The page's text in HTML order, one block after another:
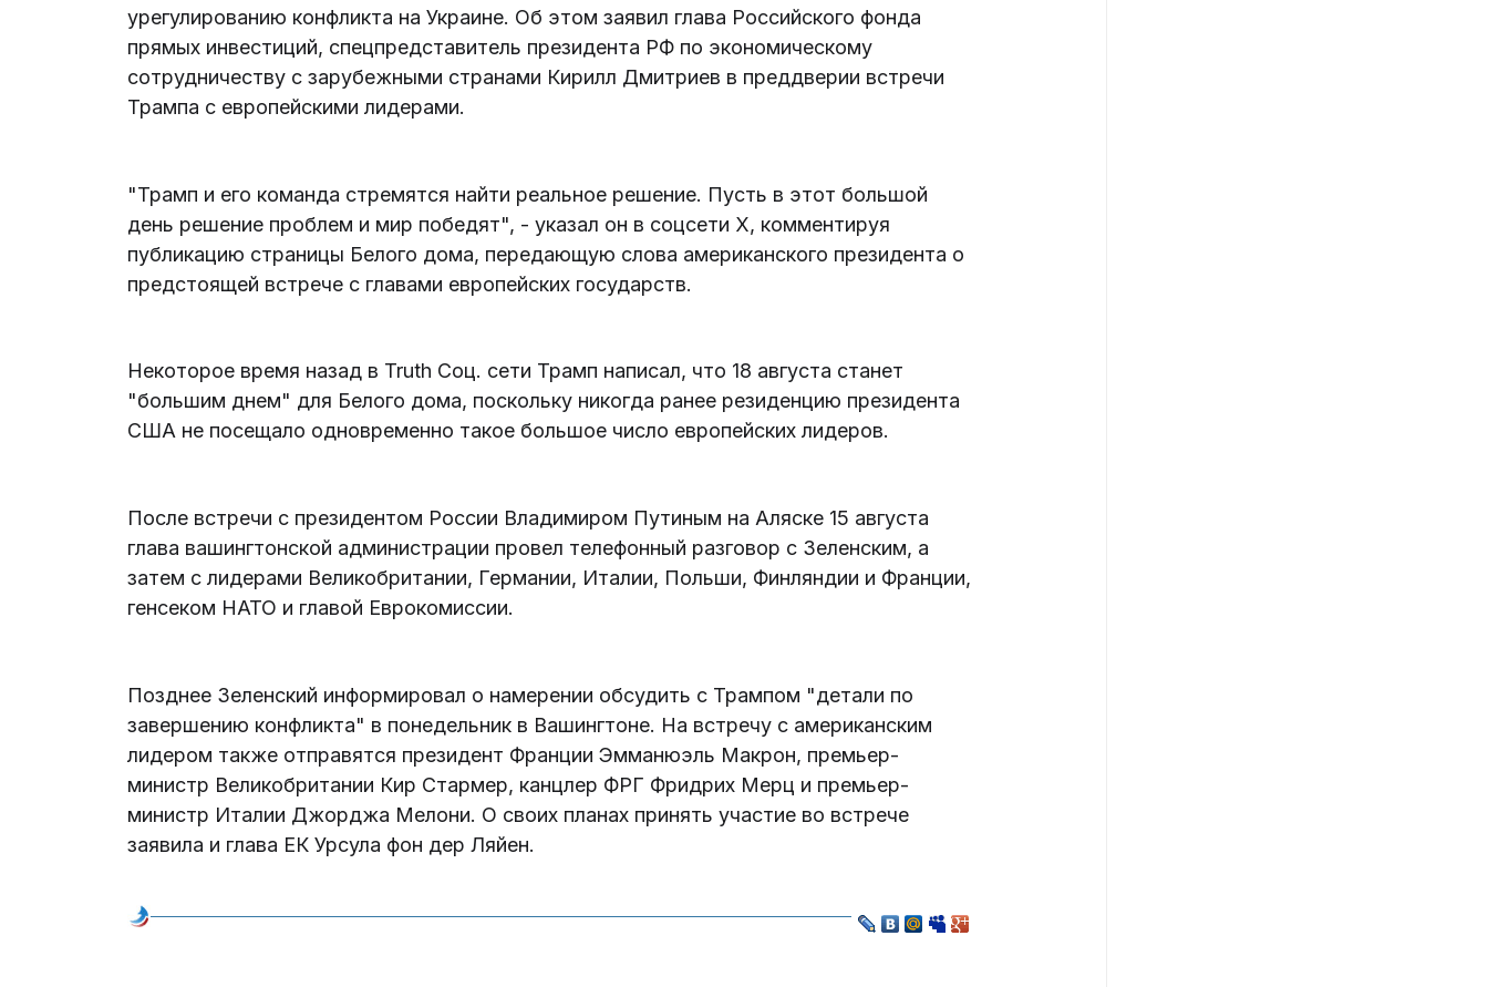
урегулированию конфликта на Украине. Об этом заявил глава Российского фонда
прямых инвестиций, спецпредставитель президента РФ по экономическому
сотрудничеству с зарубежными странами Кирилл Дмитриев в преддверии встречи
Трампа с европейскими лидерами.
"Трамп и его команда стремятся найти реальное решение. Пусть в этот большой
день решение проблем и мир победят", - указал он в соцсети Х, комментируя
публикацию страницы Белого дома, передающую слова американского президента о
предстоящей встрече с главами европейских государств.
Некоторое время назад в Truth Соц. сети Трамп написал, что 18 августа станет
"большим днем" для Белого дома, поскольку никогда ранее резиденцию президента
США не посещало одновременно такое большое число европейских лидеров.
После встречи с президентом России Владимиром Путиным на Аляске 15 августа
глава вашингтонской администрации провел телефонный разговор с Зеленским, а
затем с лидерами Великобритании, Германии, Италии, Польши, Финляндии и Франции,
генсеком НАТО и главой Еврокомиссии.
Позднее Зеленский информировал о намерении обсудить с Трампом "детали по
завершению конфликта" в понедельник в Вашингтоне. На встречу с американским
лидером также отправятся президент Франции Эмманюэль Макрон, премьер-
министр Великобритании Кир Стармер, канцлер ФРГ Фридрих Мерц и премьер-
министр Италии Джорджа Мелони. О своих планах принять участие во встрече
заявила и глава ЕК Урсула фон дер Ляйен.